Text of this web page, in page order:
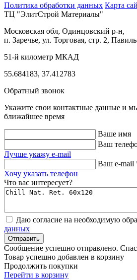
Политика обработки данных Карта
ТЦ "ЭлитСтрой Материалы"
Московская обл, Одинцовский р-н,
п. Заречье, ул. Торговая, стр. 2,
51-й километр МКАД
55.684183, 37.412783
Обратный звонок
Укажите свои контактные данные и
ближайшее время
Ваше имя
Ваш
Лучше укажу e-mail
Ваш e-mail
Хочу указать телефон
Что вас интересует?
Даю согласие на необходимую
данных
Отправить
Cообщение успешно отправлено.
Товар успешно добавлен в корзину
Продолжить покупки
Перейти в корзину